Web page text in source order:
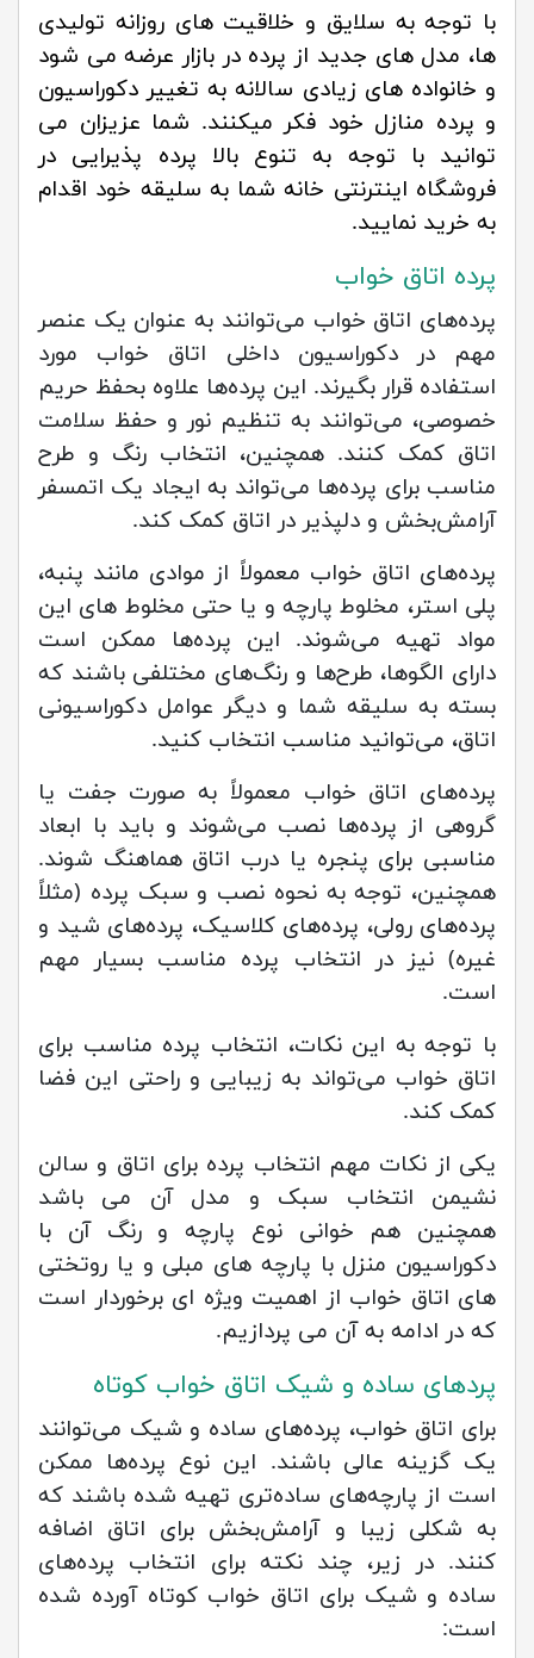
با توجه به سلایق و خلاقیت های روزانه تولیدی
ها، مدل های جدید از پرده در بازار عرضه می شود
و خانواده های زیادی سالانه به تغییر دکوراسیون
و پرده منازل خود فکر میکنند. شما عزیزان می
توانید با توجه به تنوع بالا پرده پذیرایی در
فروشگاه اینترنتی خانه شما به سلیقه خود اقدام
به خرید نمایید.
پرده اتاق خواب
پرده‌های اتاق خواب می‌توانند به عنوان یک عنصر
مهم در دکوراسیون داخلی اتاق خواب مورد
استفاده قرار بگیرند. این پرده‌ها علاوه بحفظ حریم
خصوصی، می‌توانند به تنظیم نور و حفظ سلامت
اتاق کمک کنند. همچنین، انتخاب رنگ و طرح
مناسب برای پرده‌ها می‌تواند به ایجاد یک اتمسفر
آرامش‌بخش و دلپذیر در اتاق کمک کند.
پرده‌های اتاق خواب معمولاً از موادی مانند پنبه،
پلی استر، مخلوط پارچه و یا حتی مخلوط های این
مواد تهیه می‌شوند. این پرده‌ها ممکن است
دارای الگوها، طرح‌ها و رنگ‌های مختلفی باشند که
بسته به سلیقه شما و دیگر عوامل دکوراسیونی
اتاق، می‌توانید مناسب انتخاب کنید.
پرده‌های اتاق خواب معمولاً به صورت جفت یا
گروهی از پرده‌ها نصب می‌شوند و باید با ابعاد
مناسبی برای پنجره یا درب اتاق هماهنگ شوند.
همچنین، توجه به نحوه نصب و سبک پرده (مثلاً
پرده‌های رولی، پرده‌های کلاسیک، پرده‌های شید و
غیره) نیز در انتخاب پرده مناسب بسیار مهم
است.
با توجه به این نکات، انتخاب پرده مناسب برای
اتاق خواب می‌تواند به زیبایی و راحتی این فضا
کمک کند.
یکی از نکات مهم انتخاب پرده برای اتاق و سالن
نشیمن انتخاب سبک و مدل آن می باشد
همچنین هم خوانی نوع پارچه و رنگ آن با
دکوراسیون منزل با پارچه های مبلی و یا روتختی
های اتاق خواب از اهمیت ویژه ای برخوردار است
که در ادامه به آن می پردازیم.
پردهای ساده و شیک اتاق خواب کوتاه
برای اتاق خواب، پرده‌های ساده و شیک می‌توانند
یک گزینه عالی باشند. این نوع پرده‌ها ممکن
است از پارچه‌های ساده‌تری تهیه شده باشند که
به شکلی زیبا و آرامش‌بخش برای اتاق اضافه
کنند. در زیر، چند نکته برای انتخاب پرده‌های
ساده و شیک برای اتاق خواب کوتاه آورده شده
است: